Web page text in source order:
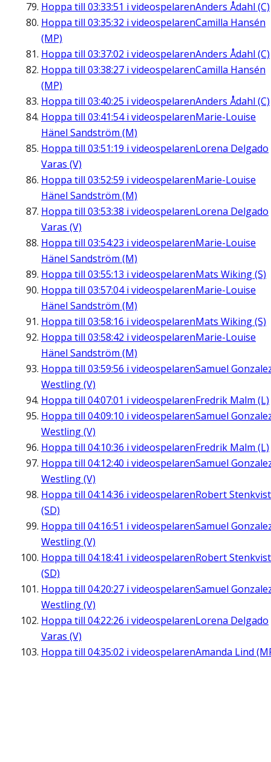
Hoppa till 03:33:51 i videospelarenAnders Ådahl (C)
Hoppa till 03:35:32 i videospelarenCamilla Hansén
(MP)
Hoppa till 03:37:02 i videospelarenAnders Ådahl (C)
Hoppa till 03:38:27 i videospelarenCamilla Hansén
(MP)
Hoppa till 03:40:25 i videospelarenAnders Ådahl (C)
Hoppa till 03:41:54i videospelarenMarie-Louise
Hänel Sandström (M)
Hoppa till 03:51:19 i videospelarenLorena Delgado
Varas (V)
Hoppa till 03:52:59 i videospelarenMarie-Louise
Hänel Sandström (M)
Hoppa till 03:53:38 i videospelarenLorena Delgado
Varas (V)
Hoppa till 03:54:23 i videospelarenMarie-Louise
Hänel Sandström (M)
Hoppa till 03:55:13 i videospelarenMats Wiking (S)
Hoppa till 03:57:04i videospelarenMarie-Louise
Hänel Sandström (M)
Hoppa till 03:58:16 i videospelarenMats Wiking (S)
Hoppa till 03:58:42 i videospelarenMarie-Louise
Hänel Sandström (M)
Hoppa till 03:59:56 i videospelarenSamuel
Westling (V)
Hoppa till 04:07:01 i videospelarenFredrik Malm (L)
Hoppa till 04:09:10 i videospelarenSamuel
Westling (V)
Hoppa till 04:10:36 i videospelarenFredrik Malm (L)
Hoppa till 04:12:40 i videospelarenSamuel
Westling (V)
Hoppa till 04:14:36 i videospelarenRobert Stenkvist
(SD)
Hoppa till 04:16:51 i videospelarenSamuel
Westling (V)
Hoppa till 04:18:41 i videospelarenRobert Stenkvist
(SD)
Hoppa till 04:20:27 i videospelarenSamuel
Westling (V)
Hoppa till 04:22:26 i videospelarenLorena Delgado
Varas (V)
Hoppa till 04:35:02 i videospelarenAmanda Lind